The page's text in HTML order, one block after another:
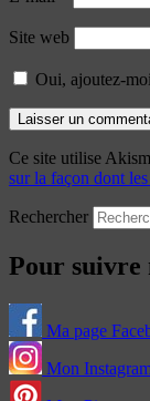
Site web
Oui, ajoutez-
Ce site utilise
sur la façon dont
Rechercher
Pour suivre
Ma page
Mon